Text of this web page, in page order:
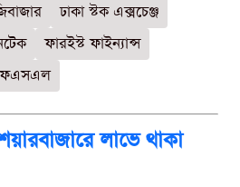
ঢাকা স্টক এক্সচেঞ্জ
ফারইস্ট ফাইন্যান্স
লাভে থাকা